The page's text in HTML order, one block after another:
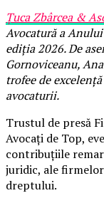
Țuca Zbârcea &
Avocatură a
ediția 2026. De
Gornoviceanu,
trofee de
avocaturii.
Trustul de presă
Avocați de Top,
contribuțiile
juridic, ale
dreptului.